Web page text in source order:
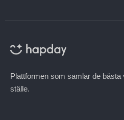
Plattformen som samlar de bästa
ställe.